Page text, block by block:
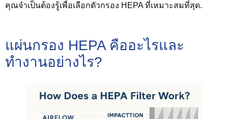
คุณจำเป็นต้องรู้เพื่อเลือกตัวกรอง HEPA ที่เหมาะสมที่สุด.
แผ่นกรอง HEPA คืออะไรและ
ทำงานอย่างไร?